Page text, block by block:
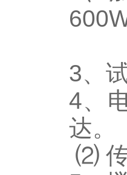
3、
4、
达。
⑵ 传